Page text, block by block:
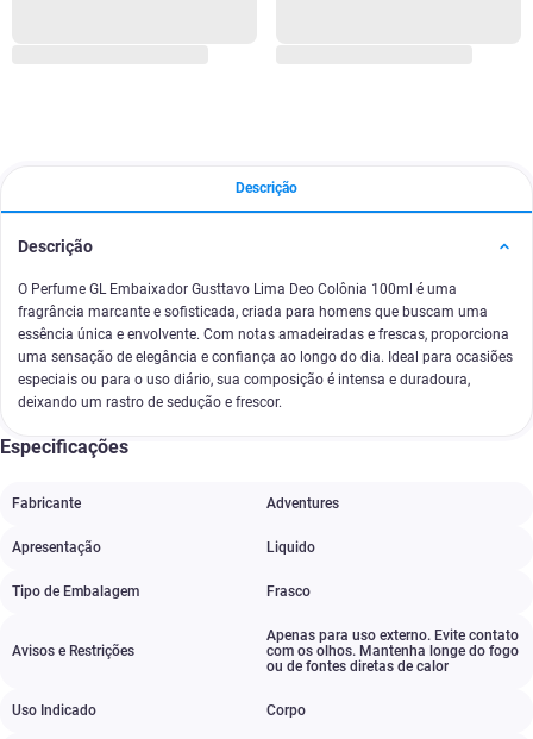
Descrição
Descrição
O Perfume GL Embaixador Gusttavo Lima Deo Colônia 100ml é uma
fragrância marcante e sofisticada, criada para homens que buscam uma
essência única e envolvente. Com notas amadeiradas e frescas, proporciona
uma sensação de elegância e confiança ao longo do dia. Ideal para ocasiões
especiais ou para o uso diário, sua composição é intensa e duradoura,
deixando um rastro de sedução e frescor.
Especificações
Fabricante ‎Adventures
Apresentação Liquido
Tipo de Embalagem Frasco
Avisos e Restrições
Apenas para uso externo. Evite contato
com os olhos. Mantenha longe do fogo
ou de fontes diretas de calor
Uso Indicado Corpo